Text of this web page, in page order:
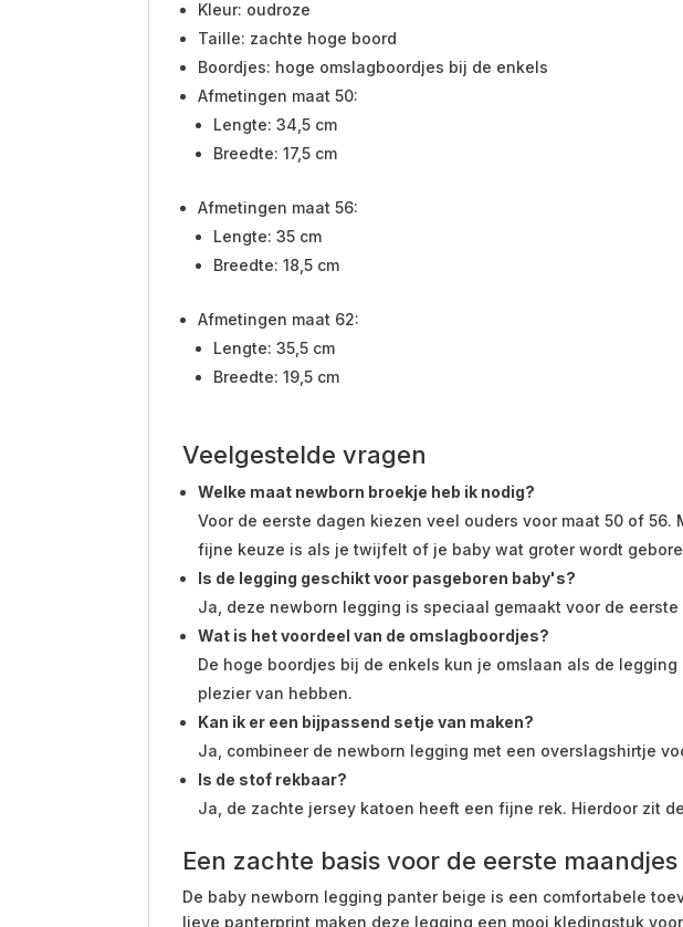
Kleur: oudroze
Taille: zachte hoge boord
Boordjes: hoge omslagboordjes bij de enkels
Afmetingen maat 50:
Lengte: 34,5 cm
Breedte: 17,5 cm
Afmetingen maat 56:
Lengte: 35 cm
Breedte: 18,5 cm
Afmetingen maat 62:
Lengte: 35,5 cm
Breedte: 19,5 cm
Veelgestelde vragen
Welke maat newborn broekje heb ik nodig?
Voor de eerste dagen kiezen veel ouders voor maat 50 of
fijne keuze is als je twijfelt of je baby wat groter wordt
Is de legging geschikt voor pasgeboren baby's?
Ja, deze newborn legging is speciaal gemaakt voor de
Wat is het voordeel van de omslagboordjes?
De hoge boordjes bij de enkels kun je omslaan als de
plezier van hebben.
Kan ik er een bijpassend setje van maken?
Ja, combineer de newborn legging met een overslagshirtje
Is de stof rekbaar?
Ja, de zachte jersey katoen heeft een fijne rek. Hierdoor zit
Een zachte basis voor de eerste maandjes
De baby newborn legging panter beige is een comfortabele
lieve panterprint maken deze legging een mooi kledingstuk